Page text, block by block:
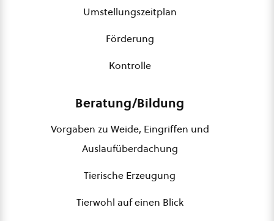
Umstellungszeitplan
Förderung
Kontrolle
Beratung/Bildung
Vorgaben zu Weide, Eingriffen und
Auslaufüberdachung
Tierische Erzeugung
Tierwohl auf einen Blick